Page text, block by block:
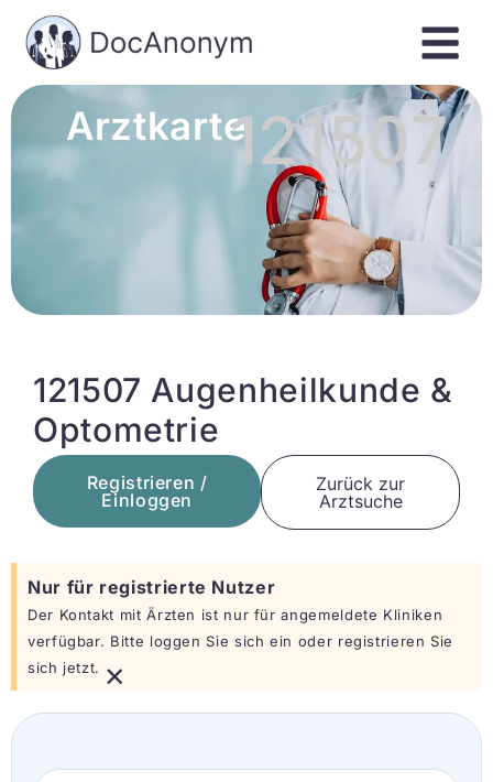
Arztkarte121507
121507 Augenheilkunde &
Optometrie
Registrieren /
Einloggen
Zurück zur
Arztsuche
Nur für registrierte Nutzer
Der Kontakt mit Ärzten ist nur für angemeldete Kliniken
verfügbar. Bitte loggen Sie sich ein oder registrieren Sie
sich jetzt. ×